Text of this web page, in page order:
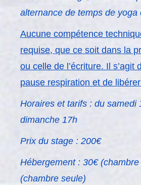
alternance de temps de yoga
Aucune compétence
requise, que ce soit dans la
ou celle de l’écriture. Il s’agit
pause respiration et de
Horaires et tarifs : du samedi
dimanche 17h
Prix du stage : 200€
Hébergement : 30€
(chambre seule)